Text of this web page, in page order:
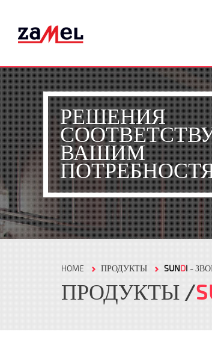
РЕШЕНИЯ
ВАШИМ
HOME ПРОДУКТЫ SUNDI -
ПРОДУКТЫ